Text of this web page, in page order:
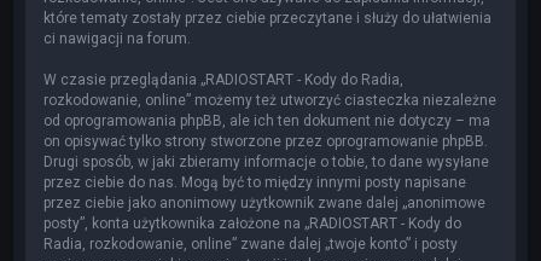
które tematy zostały przez ciebie przeczytane i służy do ułatwienia
ci nawigacji na forum.
W czasie przeglądania „RADIOSTART - Kody do Radia,
rozkodowanie, online” możemy też utworzyć ciasteczka niezależne
od oprogramowania phpBB, ale ich ten dokument nie dotyczy – ma
on opisywać tylko strony stworzone przez oprogramowanie phpBB.
Drugi sposób, w jaki zbieramy informacje o tobie, to dane wysyłane
przez ciebie do nas. Mogą być to między innymi posty napisane
przez ciebie jako anonimowy użytkownik zwane dalej „anonimowe
posty”, konta użytkownika założone na „RADIOSTART - Kody do
Radia, rozkodowanie, online” zwane dalej „twoje konto” i posty